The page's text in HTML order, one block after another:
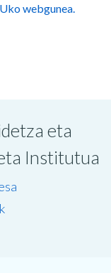
webgunea.
eta
Institutua